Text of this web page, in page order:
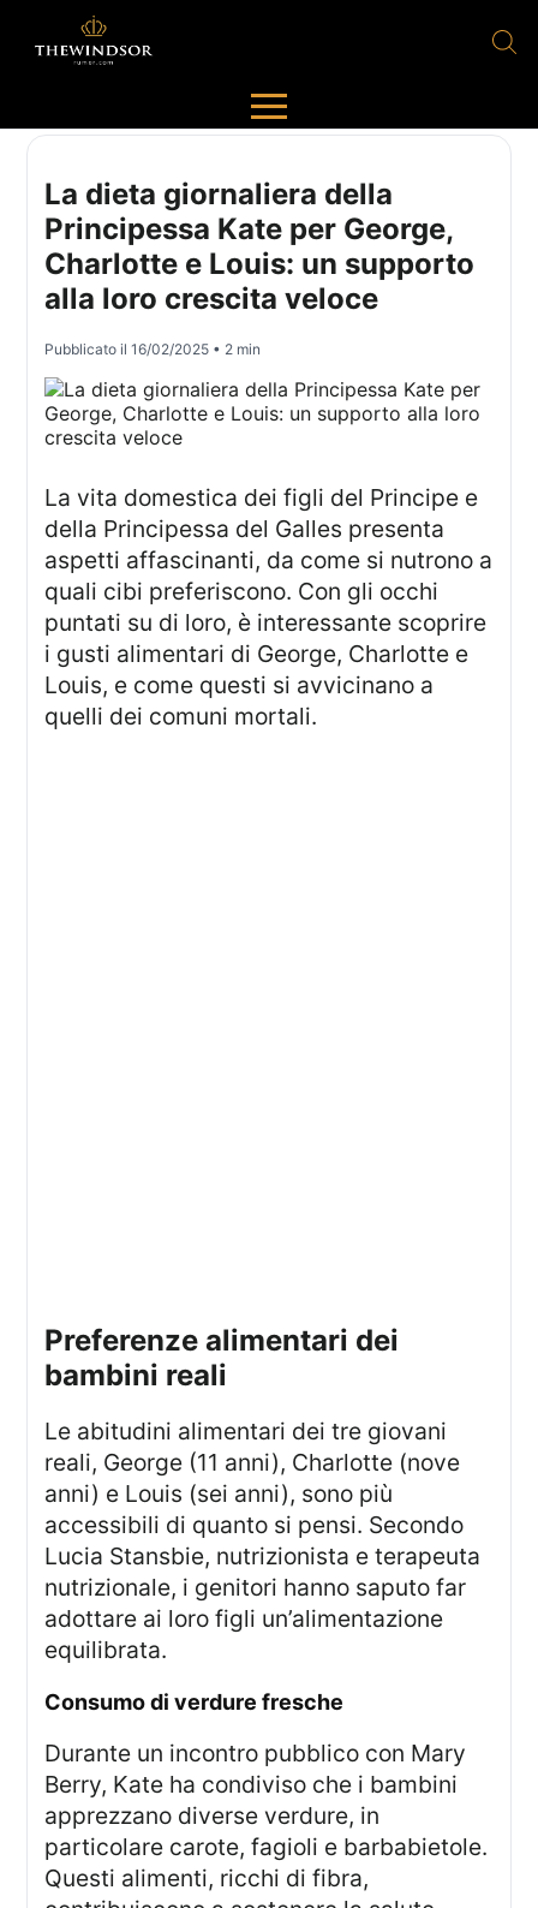
La dieta giornaliera della
Principessa Kate per George,
Charlotte e Louis: un supporto
alla loro crescita veloce
Pubblicato il16/02/2025 • 2 min
La vita domestica dei figli del Principe e
della Principessa del Galles presenta
aspetti affascinanti, da come si nutrono a
quali cibi preferiscono. Con gli occhi
puntati su di loro, è interessante scoprire
i gusti alimentari di George, Charlotte e
Louis, e come questi si avvicinano a
quelli dei comuni mortali.
Preferenze alimentari dei
bambini reali
Le abitudini alimentari dei tre giovani
reali, George (11 anni), Charlotte (nove
anni) e Louis (sei anni), sono più
accessibili di quanto si pensi. Secondo
Lucia Stansbie, nutrizionista e terapeuta
nutrizionale, i genitori hanno saputo far
adottare ai loro figli un’alimentazione
equilibrata.
Consumo di verdure fresche
Durante un incontro pubblico con Mary
Berry, Kate ha condiviso che i bambini
apprezzano diverse verdure, in
particolare carote, fagioli e barbabietole.
Questi alimenti, ricchi di fibra,